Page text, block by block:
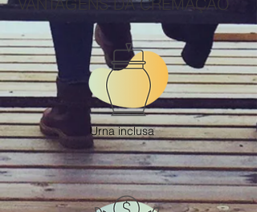
Urna inclusa